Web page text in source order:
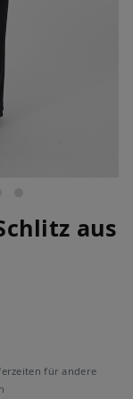
aus
für andere